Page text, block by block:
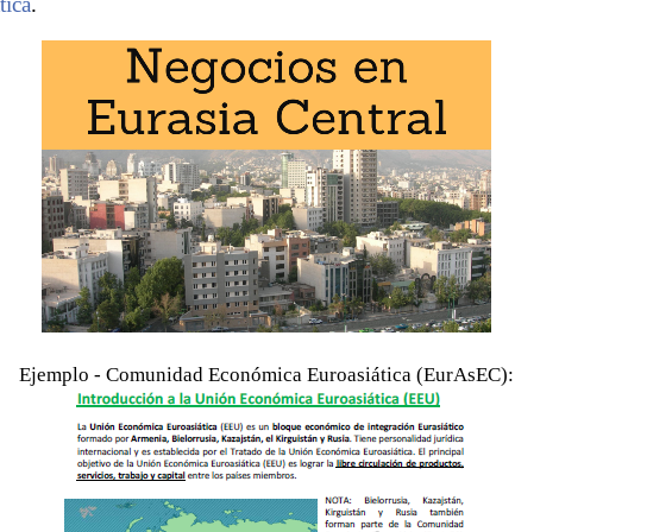
Ejemplo - Comunidad Económica Euroasiática (EurAsEC):